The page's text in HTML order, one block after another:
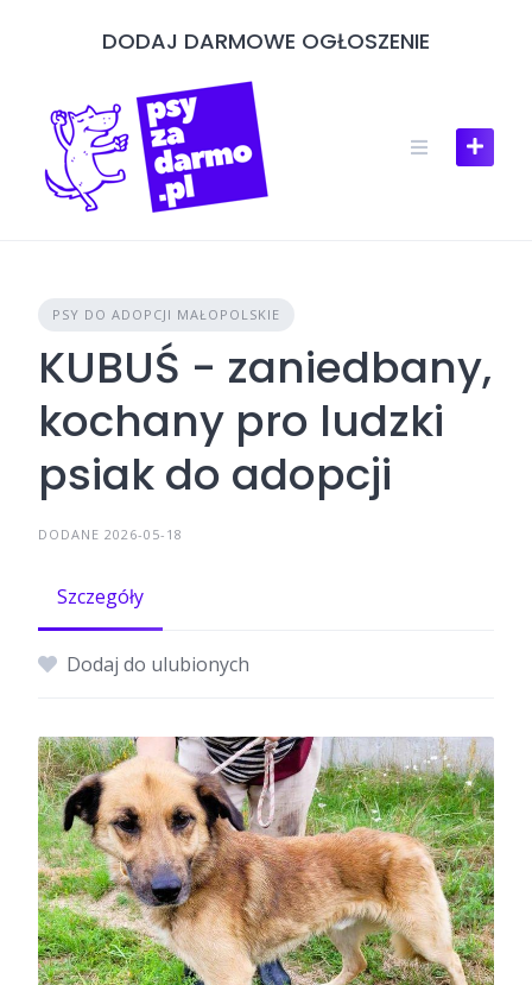
DODAJ DARMOWE OGŁOSZENIE
PSY DO ADOPCJI MAŁOPOLSKIE
KUBUŚ - zaniedbany,
kochany pro ludzki
psiak do adopcji
DODANE 2026-05-18
Szczegóły
Dodaj do ulubionych